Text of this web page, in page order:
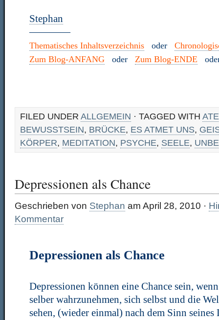
Stephan
————
Thematisches Inhaltsverzeichnis oder
Zum Blog-ANFANG
oder Zum Blog-ENDE
FILED UNDER ALLGEMEIN · TAGGED WITH
BEWUSSTSEIN, BRÜCKE, ES ATMET UNS,
KÖRPER, MEDITATION, PSYCHE, SEELE,
Depressionen als Chance
Geschrieben von Stephan am April 28, 2010 ·
Kommentar
Depressionen als Chance
Depressionen können eine Chance sein,
selber wahrzunehmen, sich selbst und die
sehen, (wieder einmal) nach dem Sinn